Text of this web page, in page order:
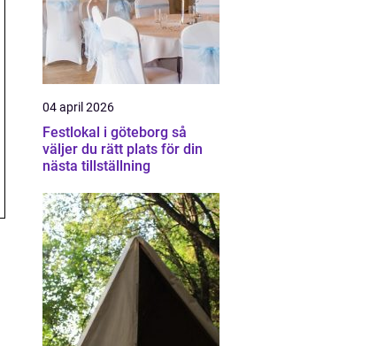
04 april 2026
Festlokal i göteborg så
väljer du rätt plats för din
nästa tillställning